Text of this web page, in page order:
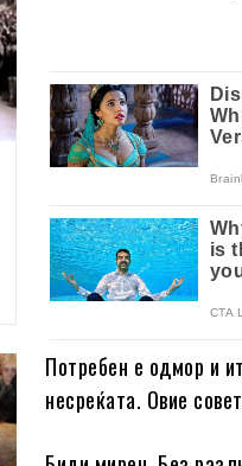
Потребен е одмор и
несреќата. Овие